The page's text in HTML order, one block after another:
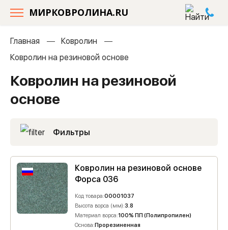
МИРКОВРОЛИНА.RU
Главная
Ковролин
Ковролин на резиновой основе
Ковролин на резиновой
основе
Фильтры
Ковролин на резиновой основе
Форса 036
Код товара:00001037
Высота ворса (мм):3.8
Материал ворса:100% ПП (Полипропилен)
Основа:Прорезиненная